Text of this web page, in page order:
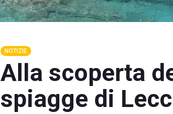
NOTIZIE
Alla scoperta
spiagge di